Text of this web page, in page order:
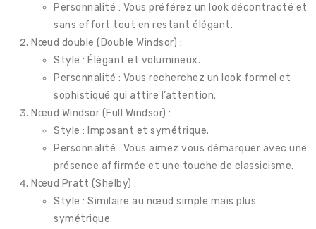
Personnalité : Vous préférez un look décontracté et
sans effort tout en restant élégant.
Nœud double (Double Windsor) :
Style : Élégant et volumineux.
Personnalité : Vous recherchez un look formel et
sophistiqué qui attire l’attention.
Nœud Windsor (Full Windsor) :
Style : Imposant et symétrique.
Personnalité : Vous aimez vous démarquer avec une
présence affirmée et une touche de classicisme.
Nœud Pratt (Shelby) :
Style : Similaire au nœud simple mais plus
symétrique.